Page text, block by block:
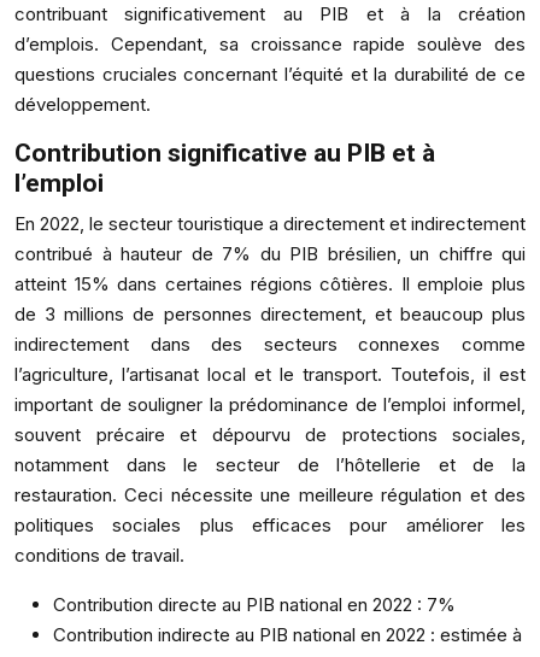
contribuant significativement au PIB et à la création
d’emplois. Cependant, sa croissance rapide soulève des
questions cruciales concernant l’équité et la durabilité de ce
développement.
Contribution significative au PIB et à
l’emploi
En 2022, le secteur touristique a directement et indirectement
contribué à hauteur de 7% du PIB brésilien, un chiffre qui
atteint 15% dans certaines régions côtières. Il emploie plus
de 3 millions de personnes directement, et beaucoup plus
indirectement dans des secteurs connexes comme
l’agriculture, l’artisanat local et le transport. Toutefois, il est
important de souligner la prédominance de l’emploi informel,
souvent précaire et dépourvu de protections sociales,
notamment dans le secteur de l’hôtellerie et de la
restauration. Ceci nécessite une meilleure régulation et des
politiques sociales plus efficaces pour améliorer les
conditions de travail.
Contribution directe au PIB national en 2022 : 7%
Contribution indirecte au PIB national en 2022 : estimée à